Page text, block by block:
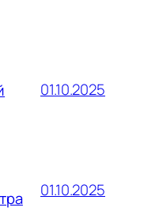
01.10.2025
01.10.2025